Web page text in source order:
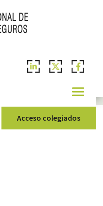
Acceso colegiados